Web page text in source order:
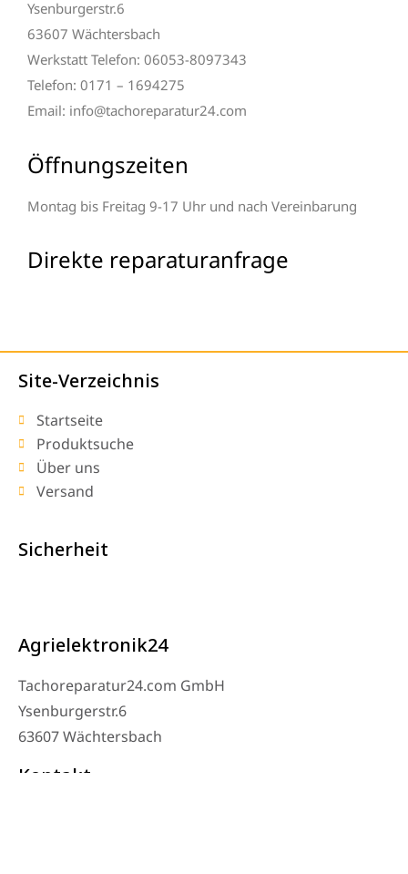
Ysenburgerstr.6
63607 Wächtersbach
Werkstatt Telefon: 06053-8097343
Telefon: 0171 – 1694275
Email: info@tachoreparatur24.com
Öffnungszeiten
Montag bis Freitag 9-17 Uhr und nach Vereinbarung
Direkte reparaturanfrage
Site-Verzeichnis
Startseite
Produktsuche
Über uns
Versand
Sicherheit
Agrielektronik24
Tachoreparatur24.com GmbH
Ysenburgerstr.6
63607 Wächtersbach
Kontakt